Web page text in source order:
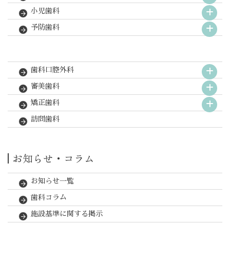
小児歯科
予防歯科
歯科口腔外科
審美歯科
矯正歯科
訪問歯科
お知らせ・コラム
お知らせ一覧
歯科コラム
施設基準に関する掲示